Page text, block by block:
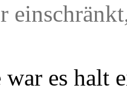
es halt